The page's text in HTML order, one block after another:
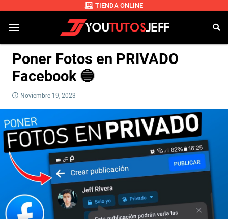
TIENDA ONLINE
Poner Fotos en PRIVADO
Facebook 🔵
Noviembre 19, 2023